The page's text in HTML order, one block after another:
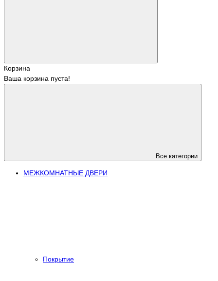
Корзина
Ваша корзина пуста!
Все категории
МЕЖКОМНАТНЫЕ ДВЕРИ
Покрытие